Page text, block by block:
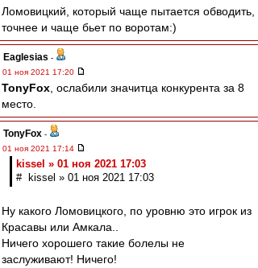
Ломовицкий, который чаще пытается обводить,
точнее и чаще бьет по воротам:)
Eaglesias -
01 ноя 2021 17:20
TonyFox , ослабили значитца конкурента за 8
место.
TonyFox -
01 ноя 2021 17:14
kissel » 01 ноя 2021 17:03
# kissel » 01 ноя 2021 17:03
Ну какого Ломовицкого, по уровню это игрок из
Красавы или Амкала..
Ничего хорошего такие болелы не
заслуживают! Ничего!